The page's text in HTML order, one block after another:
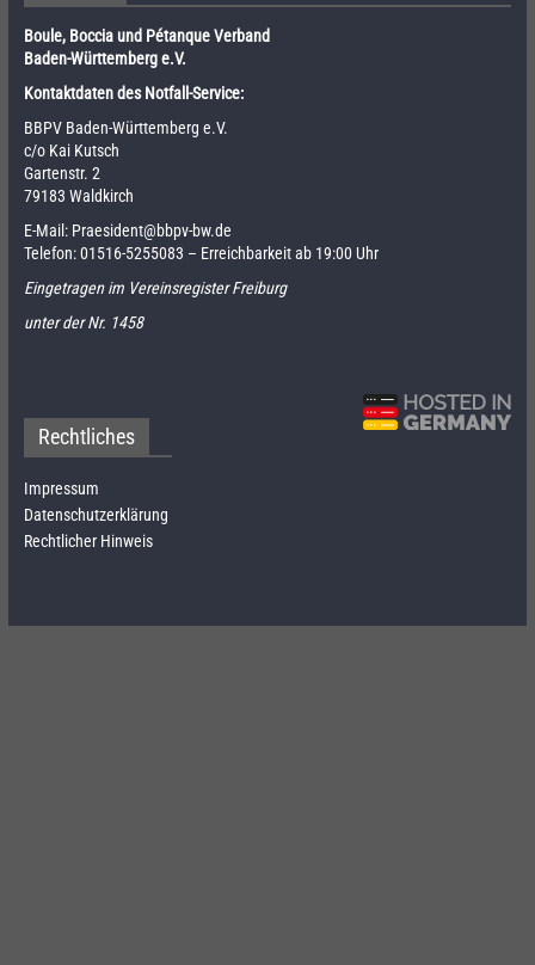
Boule, Boccia und Pétanque Verband
Baden-Württemberg e.V.
Kontaktdaten des Notfall-Service:
BBPV Baden-Württemberg e.V.
c/o Kai Kutsch
Gartenstr. 2
79183 Waldkirch
E-Mail: Praesident@bbpv-bw.de
Telefon:01516-5255083 – Erreichbarkeit ab 19:00 Uhr
Eingetragen im Vereinsregister Freiburg
unter der Nr. 1458
Rechtliches
Impressum
Datenschutzerklärung
Rechtlicher Hinweis